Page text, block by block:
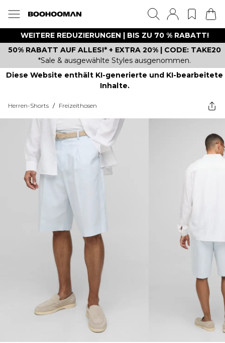
WEITERE REDUZIERUNGEN | BIS ZU 70 % RABATT!
50% RABATT AUF ALLES!* + EXTRA 20% | CODE: TAKE20
*Sale & ausgewählte Styles ausgenommen.
Diese Website enthält KI-generierte und KI-bearbeitete
Inhalte.
Herren-Shorts / Freizeithosen